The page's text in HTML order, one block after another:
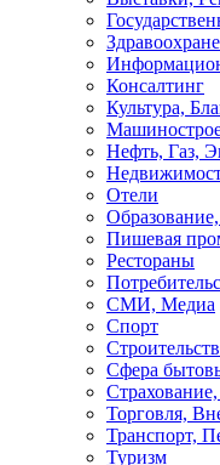
Консалтинг
Культура,
Нефть, Газ,
Отели
Пишевая
Рестораны
СМИ, Медиа
Спорт
Сфера
Торговля,
Транспорт,
Туризм